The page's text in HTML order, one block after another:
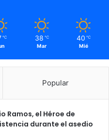
℃ 38 ℃
Mar
40 ℃
Mié
Popular
Ramos, el Héroe de
durante el asedio